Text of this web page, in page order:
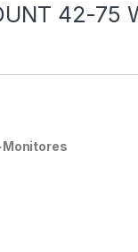
42-75
Monitores